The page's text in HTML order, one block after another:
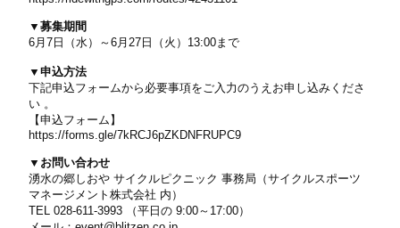
▼募集期間
6月7 日（水）～6月27 日（火）13:00まで
▼申込方法
下記申込フォームから必要事項をご入力のうえお申し込みくださ
い 。
【申込フォーム】
https://forms.gle/7kRCJ6pZKDNFRUPC9
▼お問い合わせ
湧水の郷しおや サイクルピクニック 事務局（サイクルスポーツ
マネージメント株式会社 内）
TEL 028-611-3993 （平日の 9:00～17:00）